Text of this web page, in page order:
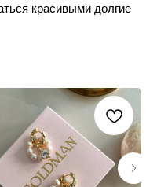
красивыми долгие